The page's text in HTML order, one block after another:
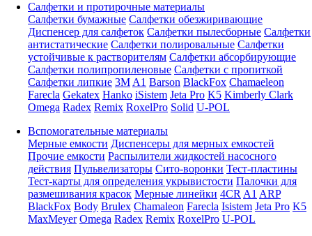
Салфетки и протирочные материалы
Салфетки бумажные Салфетки обезжиривающие
Диспенсер для салфеток Салфетки пылесборные Салфетки
антистатические Салфетки полировальные Салфетки
устойчивые к растворителям Салфетки абсорбирующие
Салфетки полипропиленовые Салфетки с пропиткой
Салфетки липкие 3M A1 Barson BlackFox Chamaeleon
Farecla Gekatex Hanko iSistem Jeta Pro K5 Kimberly Clark
Omega Radex Remix RoxelPro Solid U-POL
Вспомогательные материалы
Мерные емкости Диспенсеры для мерных емкостей
Прочие емкости Распылители жидкостей насосного
действия Пульвелизаторы Сито-воронки Тест-пластины
Тест-карты для определения укрывистости Палочки для
размешивания красок Мерные линейки 4CR A1 ARP
BlackFox Body Brulex Chamaleon Farecla Isistem Jeta Pro K5
MaxMeyer Omega Radex Remix RoxelPro U-POL